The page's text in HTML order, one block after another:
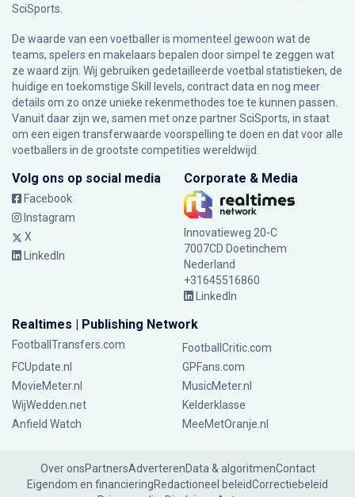
SciSports
De waarde van een voetballer is momenteel gewoon wat de
teams, spelers en makelaars bepalen door simpel te zeggen wat
ze waard zijn. Wij gebruiken gedetailleerde voetbal statistieken, de
huidige en toekomstige Skill levels, contract data en nog meer
details om zo onze unieke rekenmethodes toe te kunnen passen.
Vanuit daar zijn we, samen met onze partner SciSports, in staat
om een eigen transferwaarde voorspelling te doen en dat voor alle
voetballers in de grootste competities wereldwijd.
Volg ons op social media
Facebook
Instagram
X
LinkedIn
Corporate & Media
Innovatieweg 20-C
7007CD Doetinchem
Nederland
+31645516860
LinkedIn
Realtimes | Publishing Network
FootballTransfers.com
FootballCritic.com
FCUpdate.nl
GPFans.com
MovieMeter.nl
MusicMeter.nl
WijWedden.net
Kelderklasse
Anfield Watch
MeeMetOranje.nl
Over onsPartnersAdverterenData & algoritmenContact
Eigendom en financieringRedactioneel beleidCorrectiebeleid